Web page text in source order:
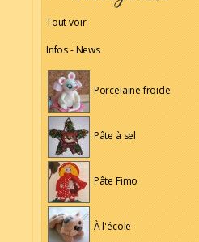
Tout voir
Infos - News
Porcelaine froide
Pâte à sel
Pâte Fimo
À l'école